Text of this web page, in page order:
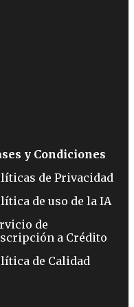
y Condiciones
de Privacidad
de uso de la IA
de
a Crédito
de Calidad